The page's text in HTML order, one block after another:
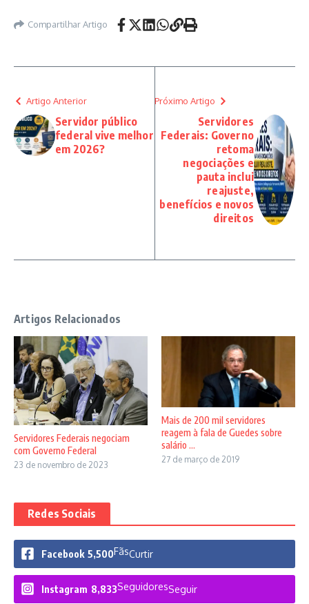
Compartilhar Artigo
Artigo Anterior
Servidor público
federal vive melhor
em 2026?
Próximo Artigo
Servidores
Federais: Governo
retoma
negociações e
pauta inclui
reajuste,
benefícios e novos
direitos
Artigos Relacionados
Servidores Federais negociam
com Governo Federal
23 de novembro de 2023
Mais de 200 mil servidores
reagem à fala de Guedes sobre
salário ...
27 de março de 2019
Redes Sociais
Facebook 5,500FãsCurtir
Instagram 8,833SeguidoresSeguir